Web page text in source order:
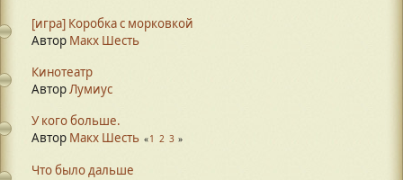
[игра] Коробка с морковкой
Автор Макх Шесть
Кинотеатр
АвторЛумиус
У кого больше.
Автор Макх Шесть 1 2 3
Что было дальше